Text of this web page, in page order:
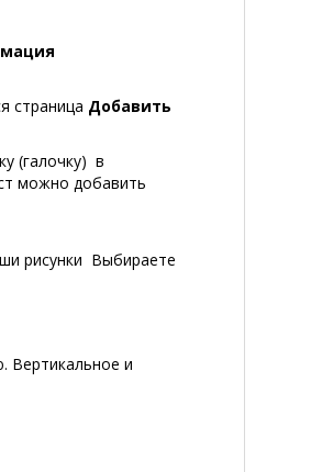
страница Добавить
(галочку) в
можно добавить
рисунки Выбираете
Вертикальное и